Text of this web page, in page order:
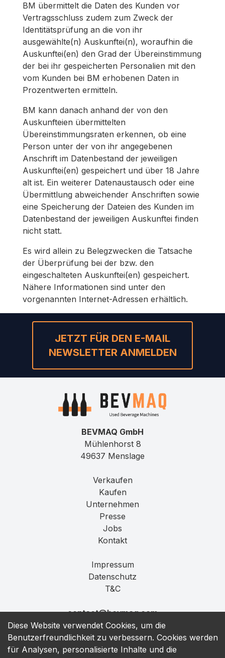
BM übermittelt die Daten des Kunden vor
Vertragsschluss zudem zum Zweck der
Identitätsprüfung an die von ihr
ausgewählte(n) Auskunftei(n), woraufhin die
Auskunftei(en) den Grad der Übereinstimmung
der bei ihr gespeicherten Personalien mit den
vom Kunden bei BM erhobenen Daten in
Prozentwerten ermitteln.
BM kann danach anhand der von den
Auskunfteien übermittelten
Übereinstimmungsraten erkennen, ob eine
Person unter der von ihr angegebenen
Anschrift im Datenbestand der jeweiligen
Auskunftei(en) gespeichert und über 18 Jahre
alt ist. Ein weiterer Datenaustausch oder eine
Übermittlung abweichender Anschriften sowie
eine Speicherung der Dateien des Kunden im
Datenbestand der jeweiligen Auskunftei finden
nicht statt.
Es wird allein zu Belegzwecken die Tatsache
der Überprüfung bei der bzw. den
eingeschalteten Auskunftei(en) gespeichert.
Nähere Informationen sind unter den
vorgenannten Internet-Adressen erhältlich.
Diese Website verwendet Cookies, um die
Benutzerfreundlichkeit zu verbessern. Cookies werden
für Analysen, personalisierte Inhalte und die
JETZT FÜR DEN E-MAIL
NEWSLETTER ANMELDEN
BEVMAQ GmbH
Mühlenhorst 8
49637 Menslage
Verkaufen
Kaufen
Unternehmen
Presse
Jobs
Kontakt
Impressum
Datenschutz
T&C
contact@bevmaq.com
+49 173 90 80 414